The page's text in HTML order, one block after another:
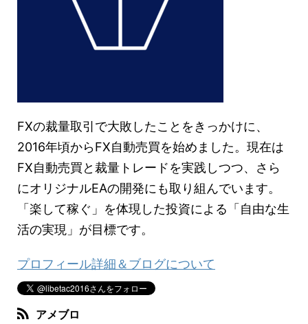
FXの裁量取引で大敗したことをきっかけに、
2016年頃からFX自動売買を始めました。現在は
FX自動売買と裁量トレードを実践しつつ、さら
にオリジナルEAの開発にも取り組んでいます。
「楽して稼ぐ」を体現した投資による「自由な生
活の実現」が目標です。
プロフィール詳細＆ブログについて
アメブロ